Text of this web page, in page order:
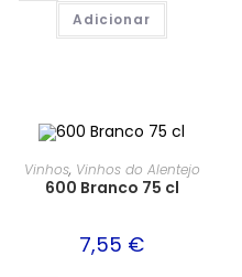
Adicionar
Vinhos, Vinhos do Alentejo
600 Branco 75 cl
7,55 €